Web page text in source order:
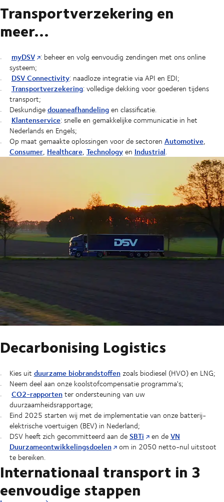
Transportverzekering en
meer...
myDSV : beheer en volg eenvoudig zendingen met ons online
systeem;
DSV Connectivity: naadloze integratie via API en EDI;
Transportverzekering: volledige dekking voor goederen tijdens
transport;
Deskundigedouaneafhandelingen classificatie.
Klantenservice: snelle en gemakkelijke communicatie in het
Nederlands en Engels;
Op maat gemaakte oplossingen voor de sectoren Automotive,
Consumer, Healthcare, Technologyen Industrial.
Decarbonising Logistics
Kies uit duurzame biobrandstoffenzoals biodiesel (HVO) en LNG;
Neem deel aan onze koolstofcompensatie programma's;
CO2-rapportenter ondersteuning van uw
duurzaamheidsrapportage;
Eind 2025 starten wij met de implementatie van onze batterij-
elektrische voertuigen (BEV) in Nederland;
DSV heeft zich gecommitteerd aan deSBTi en deVN
Duurzameontwikkelingsdoelen om in 2050 netto-nul uitstoot
te bereiken.
Internationaal transport in 3
eenvoudige stappen